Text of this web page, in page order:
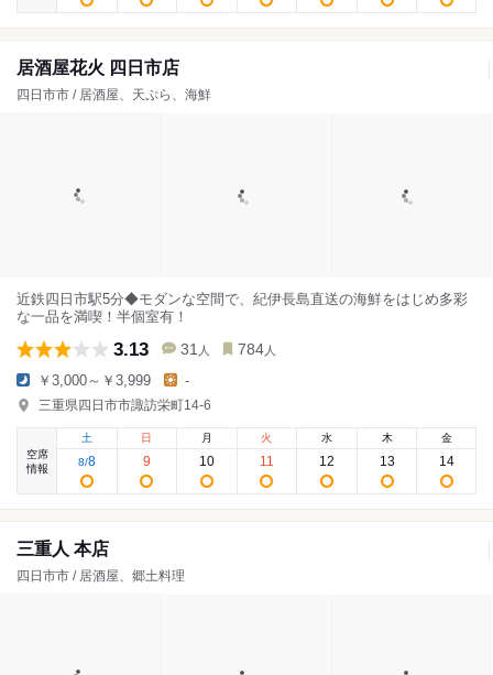
居酒屋花火 四日市店
四日市市 / 居酒屋、天ぷら、海鮮
近鉄四日市駅5分◆モダンな空間で、紀伊長島直送の海鮮をはじめ多彩
な一品を満喫！半個室有！
3.13 31 人 784 人
￥3,000～￥3,999 -
三重県四日市市諏訪栄町14-6
空席
情報
土
8/8
日
9
月
10
火
11
水
12
木
13
金
14
三重人 本店
四日市市 / 居酒屋、郷土料理